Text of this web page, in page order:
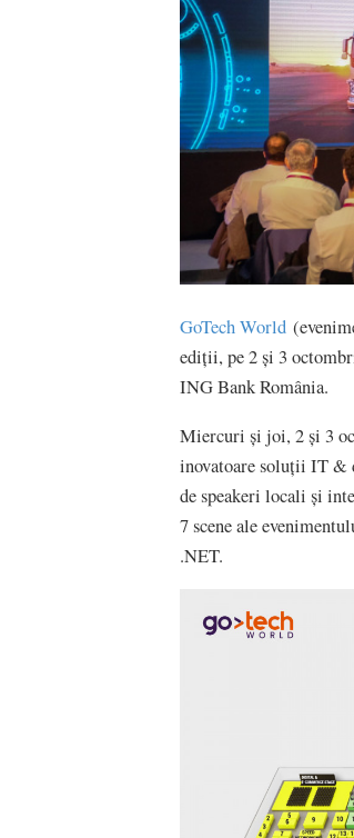
GoTech World
ediții, pe 2 și 3
ING Bank România.
Miercuri și joi, 2 și 3
inovatoare soluții IT &
de speakeri locali și
7 scene ale
.NET.